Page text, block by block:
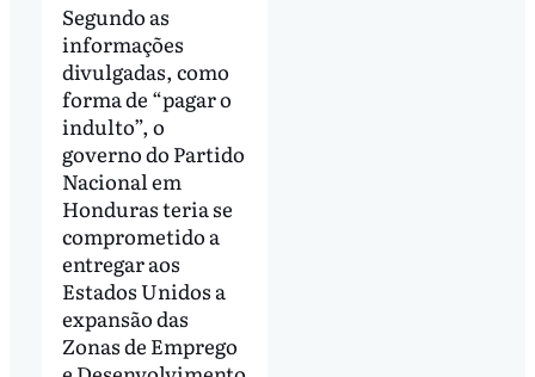
Segundo as
informações
divulgadas, como
forma de “pagar o
indulto”, o
governo do Partido
Nacional em
Honduras teria se
comprometido a
entregar aos
Estados Unidos a
expansão das
Zonas de Emprego